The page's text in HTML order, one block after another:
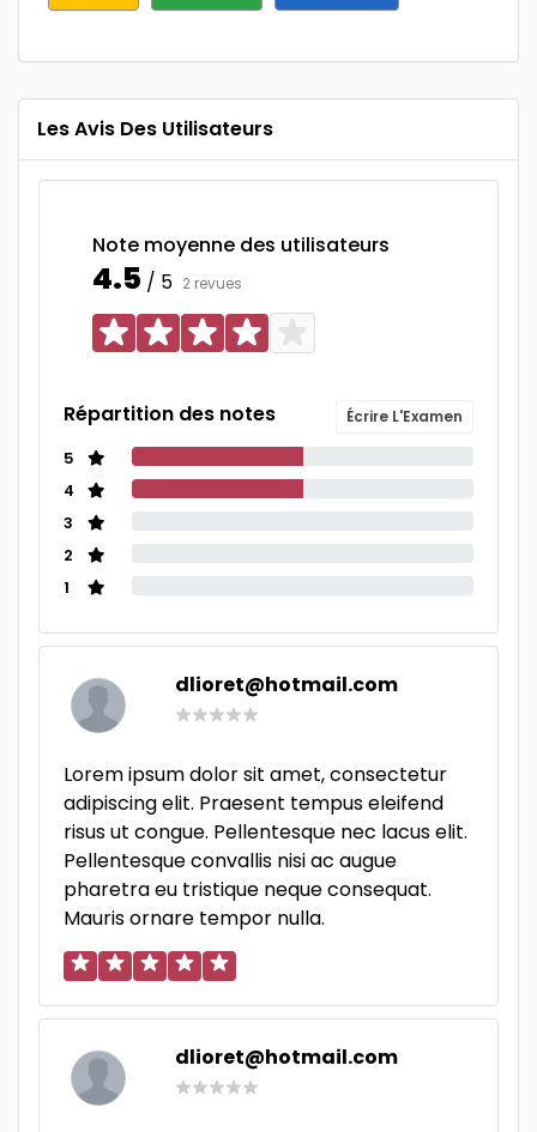
Les Avis Des Utilisateurs
Note moyenne des utilisateurs
4.5 / 5 2 revues
Écrire L'Examen
Répartition des notes
5
4
3
2
1
dlioret@hotmail.com
Lorem ipsum dolor sit amet, consectetur
adipiscing elit. Praesent tempus eleifend
risus ut congue. Pellentesque nec lacus elit.
Pellentesque convallis nisi ac augue
pharetra eu tristique neque consequat.
Mauris ornare tempor nulla.
dlioret@hotmail.com